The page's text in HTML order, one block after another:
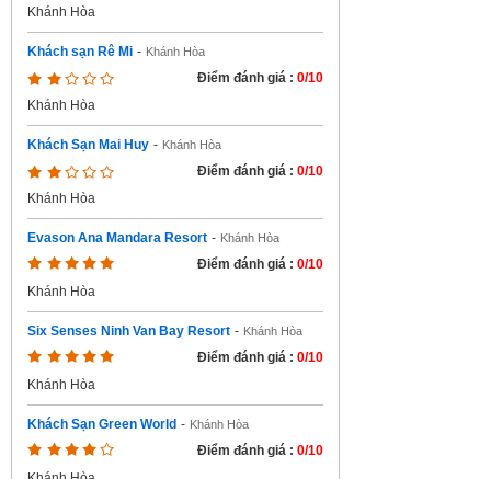
Khánh Hòa
Khách sạn Rê Mi - Khánh Hòa
Điểm đánh giá : 0/10
Khánh Hòa
Khách Sạn Mai Huy - Khánh Hòa
Điểm đánh giá : 0/10
Khánh Hòa
Evason Ana Mandara Resort - Khánh Hòa
Điểm đánh giá : 0/10
Khánh Hòa
Six Senses Ninh Van Bay Resort - Khánh Hòa
Điểm đánh giá : 0/10
Khánh Hòa
Khách Sạn Green World - Khánh Hòa
Điểm đánh giá : 0/10